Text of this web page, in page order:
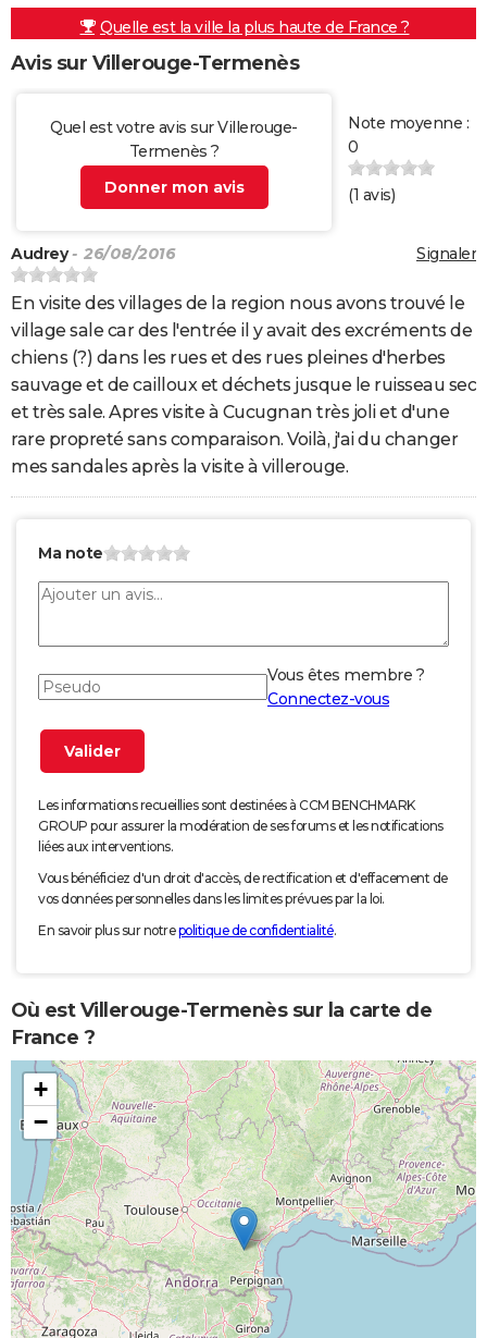
Quelle est la ville la plus haute de France ?
Avis sur Villerouge-Termenès
Quel est votre avis sur Villerouge-
Termenès ?
Donner mon avis
Note moyenne :
0
(1 avis)
Signaler
Audrey- 26/08/2016
En visite des villages de la region nous avons trouvé le
village sale car des l'entrée il y avait des excréments de
chiens (?) dans les rues et des rues pleines d'herbes
sauvage et de cailloux et déchets jusque le ruisseau sec
et très sale. Apres visite à Cucugnan très joli et d'une
rare propreté sans comparaison. Voilà, j'ai du changer
mes sandales après la visite à villerouge.
Ma note
Vous êtes membre ?
Connectez-vous
Les informations recueillies sont destinées à CCM BENCHMARK
GROUP pour assurer la modération de ses forums et les notifications
liées aux interventions.
Vous bénéficiez d'un droit d'accès, de rectification et d'effacement de
vos données personnelles dans les limites prévues par la loi.
En savoir plus sur notrepolitique de confidentialité.
Où est Villerouge-Termenès sur la carte de
France ?
+
−